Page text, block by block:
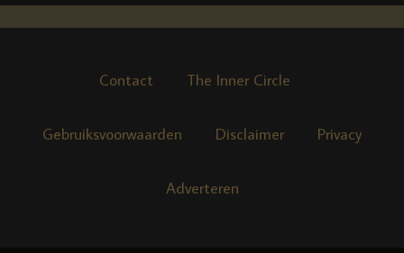
Contact The Inner Circle
Gebruiksvoorwaarden Disclaimer Privacy
Adverteren